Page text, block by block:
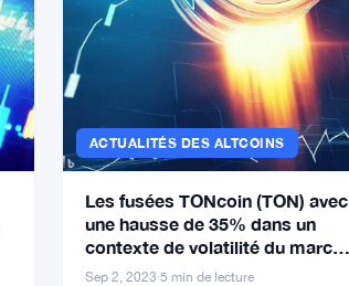
ACTUALITÉS DES ALTCOINS
Les fusées TONcoin (TON) avec
une hausse de 35% dans un
contexte de volatilité du marché
de la cryptographie
Sep 2, 2023 5 min de lecture